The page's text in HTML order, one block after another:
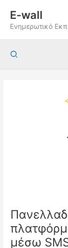
περιεχόμενο
E-wall
Ενημερωτικό
Αναζήτηση
μέσω